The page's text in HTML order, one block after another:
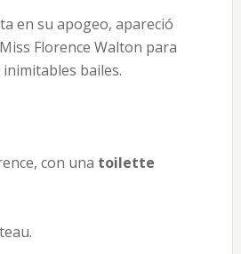
en su apogeo, apareció
Florence Walton para
bailes.
con una toilette